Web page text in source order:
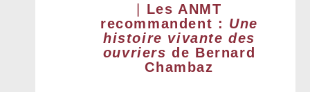
Les ANMT
recommandent : Une
histoire vivante des
ouvriers de Bernard
Chambaz